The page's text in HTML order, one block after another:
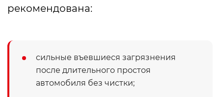
рекомендована:
сильные въевшиеся загрязнения
после длительного простоя
автомобиля без чистки;